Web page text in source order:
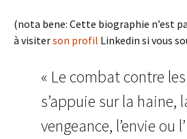
(nota bene: Cette biographie n’est
à visiterson profil Linkedin si vous
« Le combat contre
s’appuie sur la haine,
vengeance, l’envie ou